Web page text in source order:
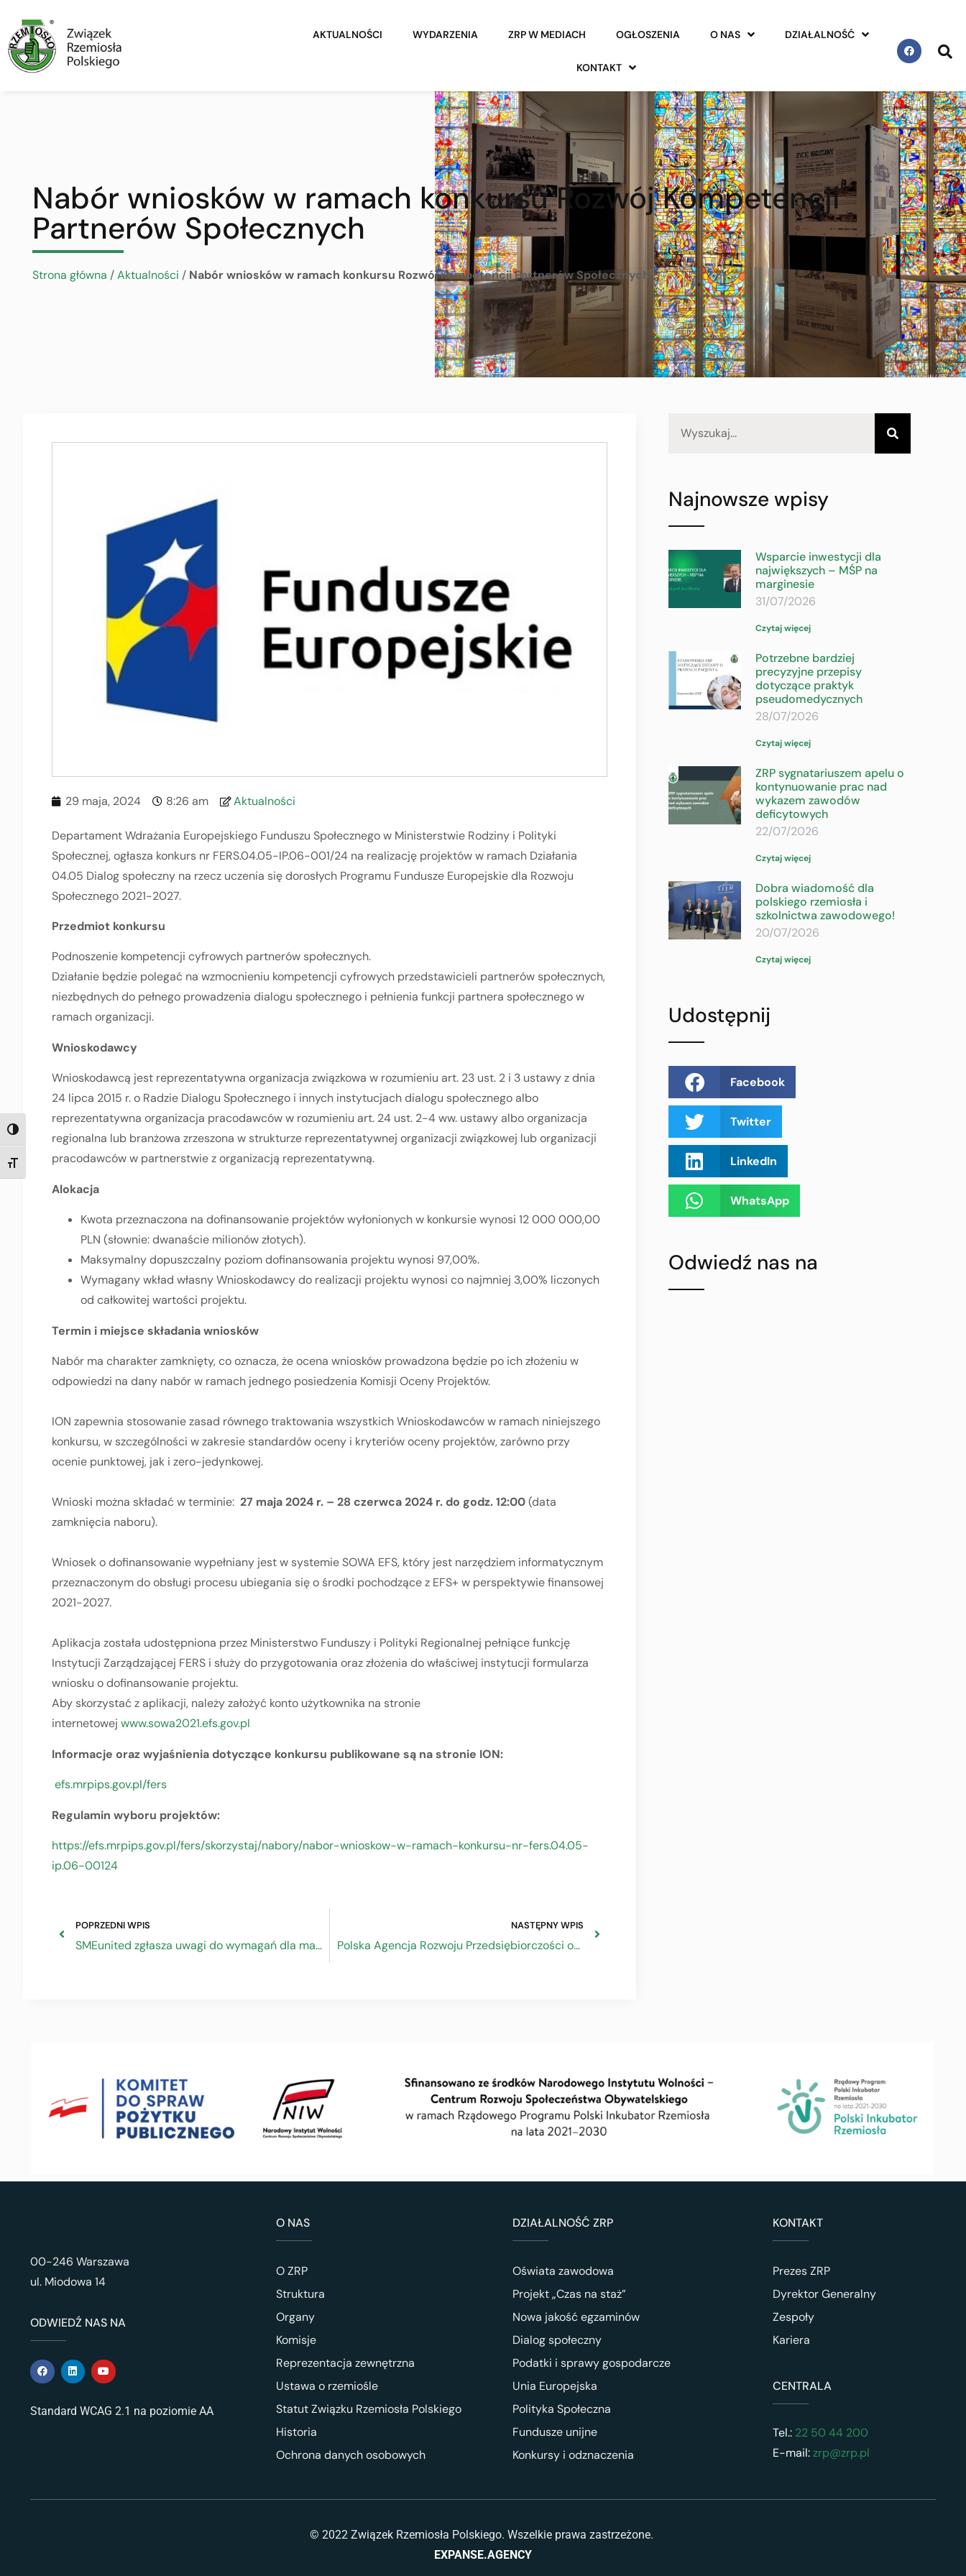
TOGGLE HIGH CONTRAST
TOGGLE FONT SIZE
AKTUALNOŚCI WYDARZENIA ZRP W MEDIACH OGŁOSZENIA O NAS DZIAŁALNOŚĆ
KONTAKT
Nabór wniosków w ramach konkursu Rozwój Kompetencji
Partnerów Społecznych
Strona główna /Aktualności / Nabór wniosków w ramach konkursu Rozwój Kompetencji Partnerów Społecznych
29 maja, 2024 8:26 am Aktualności
Departament Wdrażania Europejskiego Funduszu Społecznego w Ministerstwie Rodziny i Polityki
Społecznej, ogłasza konkurs nr FERS.04.05-IP.06-001/24 na realizację projektów w ramach Działania
04.05 Dialog społeczny na rzecz uczenia się dorosłych Programu Fundusze Europejskie dla Rozwoju
Społecznego 2021-2027.
Przedmiot konkursu
Podnoszenie kompetencji cyfrowych partnerów społecznych.
Działanie będzie polegać na wzmocnieniu kompetencji cyfrowych przedstawicieli partnerów społecznych,
niezbędnych do pełnego prowadzenia dialogu społecznego i pełnienia funkcji partnera społecznego w
ramach organizacji.
Wnioskodawcy
Wnioskodawcą jest reprezentatywna organizacja związkowa w rozumieniu art. 23 ust. 2 i 3 ustawy z dnia
24 lipca 2015 r. o Radzie Dialogu Społecznego i innych instytucjach dialogu społecznego albo
reprezentatywna organizacja pracodawców w rozumieniu art. 24 ust. 2-4 ww. ustawy albo organizacja
regionalna lub branżowa zrzeszona w strukturze reprezentatywnej organizacji związkowej lub organizacji
pracodawców w partnerstwie z organizacją reprezentatywną.
Alokacja
Kwota przeznaczona na dofinansowanie projektów wyłonionych w konkursie wynosi 12 000 000,00
PLN (słownie: dwanaście milionów złotych).
Maksymalny dopuszczalny poziom dofinansowania projektu wynosi 97,00%.
Wymagany wkład własny Wnioskodawcy do realizacji projektu wynosi co najmniej 3,00% liczonych
od całkowitej wartości projektu.
Termin i miejsce składania wniosków
Nabór ma charakter zamknięty, co oznacza, że ocena wniosków prowadzona będzie po ich złożeniu w
odpowiedzi na dany nabór w ramach jednego posiedzenia Komisji Oceny Projektów.
ION zapewnia stosowanie zasad równego traktowania wszystkich Wnioskodawców w ramach niniejszego
konkursu, w szczególności w zakresie standardów oceny i kryteriów oceny projektów, zarówno przy
ocenie punktowej, jak i zero-jedynkowej.
Wnioski można składać w terminie: 27 maja 2024 r. – 28 czerwca 2024 r. do godz. 12:00(data
zamknięcia naboru).
Wniosek o dofinansowanie wypełniany jest w systemie SOWA EFS, który jest narzędziem informatycznym
przeznaczonym do obsługi procesu ubiegania się o środki pochodzące z EFS+ w perspektywie finansowej
2021-2027.
Aplikacja została udostępniona przez Ministerstwo Funduszy i Polityki Regionalnej pełniące funkcję
Instytucji Zarządzającej FERS i służy do przygotowania oraz złożenia do właściwej instytucji formularza
wniosku o dofinansowanie projektu.
Aby skorzystać z aplikacji, należy założyć konto użytkownika na stronie
internetowej www.sowa2021.efs.gov.pl
Informacje oraz wyjaśnienia dotyczące konkursu publikowane są na stronie ION:
efs.mrpips.gov.pl/fers
Regulamin wyboru projektów:
https://efs.mrpips.gov.pl/fers/skorzystaj/nabory/nabor-wnioskow-w-ramach-konkursu-nr-fers.04.05-
ip.06-00124
POPRZEDNI WPIS
SMEunited zgłasza uwagi do wymagań dla małych firm wynikających z wdrażania Dyrektywy o sprawozdawczości przedsiębiorstw w zakresie zrównoważonego rozwoju
NASTĘPNY WPIS
Polska Agencja Rozwoju Przedsiębiorczości ogłasza nabór „Promocja marki innowacyjnych MŚP” na EXPO 2025 w Japonii
Najnowsze wpisy
Wsparcie inwestycji dla
największych – MŚP na
marginesie
31/07/2026
Czytaj więcej
Potrzebne bardziej
precyzyjne przepisy
dotyczące praktyk
pseudomedycznych
28/07/2026
Czytaj więcej
ZRP sygnatariuszem apelu o
kontynuowanie prac nad
wykazem zawodów
deficytowych
22/07/2026
Czytaj więcej
Dobra wiadomość dla
polskiego rzemiosła i
szkolnictwa zawodowego!
20/07/2026
Czytaj więcej
Udostępnij
Facebook
Twitter
LinkedIn
WhatsApp
Odwiedź nas na
00-246 Warszawa
ul. Miodowa 14
ODWIEDŹ NAS NA
Standard WCAG 2.1 na poziomie AA
O NAS
O ZRP
Struktura
Organy
Komisje
Reprezentacja zewnętrzna
Ustawa o rzemiośle
Statut Związku Rzemiosła Polskiego
Historia
Ochrona danych osobowych
DZIAŁALNOŚĆ ZRP
Oświata zawodowa
Projekt „Czas na staż”
Nowa jakość egzaminów
Dialog społeczny
Podatki i sprawy gospodarcze
Unia Europejska
Polityka Społeczna
Fundusze unijne
Konkursy i odznaczenia
KONTAKT
Prezes ZRP
Dyrektor Generalny
Zespoły
Kariera
CENTRALA
Tel.:22 50 44 200
E-mail:zrp@zrp.pl
© 2022 Związek Rzemiosła Polskiego. Wszelkie prawa zastrzeżone.
EXPANSE.AGENCY